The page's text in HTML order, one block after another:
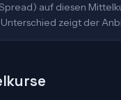
auf diesen
zeigt der